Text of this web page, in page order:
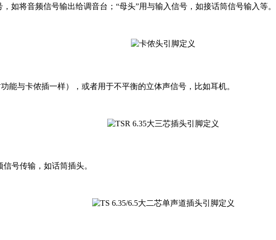
如将音频信号输出给调音台；“母头”用与输入信号，如接话筒信号输入等。
能与卡侬插一样），或者用于不平衡的立体声信号，比如耳机。
号传输，如话筒插头。